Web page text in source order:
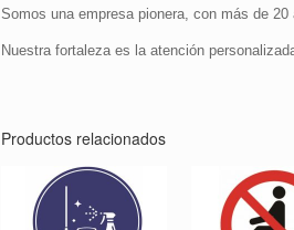
Somos una empresa pionera, con más de
Nuestra fortaleza es la atención
Productos relacionados